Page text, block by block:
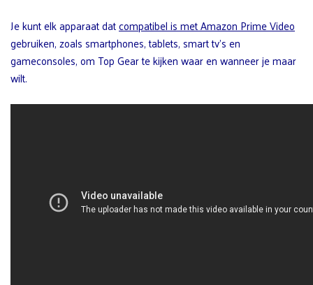
Je kunt elk apparaat datcompatibel is met Amazon Prime Video
gebruiken, zoals smartphones, tablets, smart tv’s en
gameconsoles, om Top Gear te kijken waar en wanneer je maar
wilt.